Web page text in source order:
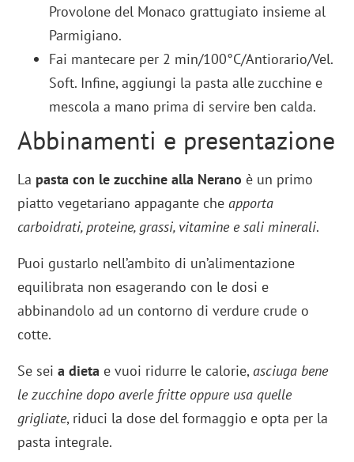
Provolone del Monaco grattugiato insieme al
Parmigiano.
Fai mantecare per 2 min/100°C/Antiorario/Vel.
Soft. Infine, aggiungi la pasta alle zucchine e
mescola a mano prima di servire ben calda.
Abbinamenti e presentazione
La pasta con le zucchine alla Nerano è un primo
piatto vegetariano appagante cheapporta
carboidrati, proteine, grassi, vitamine e sali minerali.
Puoi gustarlo nell’ambito di un’alimentazione
equilibrata non esagerando con le dosi e
abbinandolo ad un contorno di verdure crude o
cotte.
Se seia dieta e vuoi ridurre le calorie,asciuga bene
le zucchine dopo averle fritte oppure usa quelle
grigliate, riduci la dose del formaggio e opta per la
pasta integrale.